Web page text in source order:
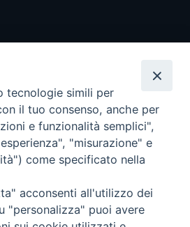
- Tutti i diritti riservati - Vita
tecnologie simili per
il tuo consenso, anche per
e funzionalità semplici",
"misurazione" e
come specificato nella
acconsenti all'utilizzo dei
"personalizza" puoi avere